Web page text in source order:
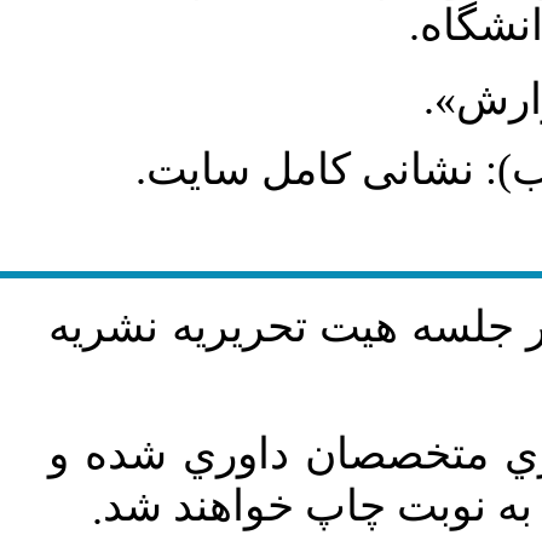
نشانی کامل سایت.
جلسه هيت تحريريه نشريه
متخصصان داوري شده و
نوبت چاپ خواهند شد.